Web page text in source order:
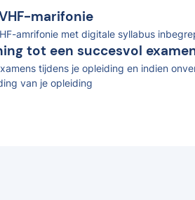
marifonie
amrifonie met digitale syllabus
tot een succesvol
tijdens je opleiding en indien
van je opleiding